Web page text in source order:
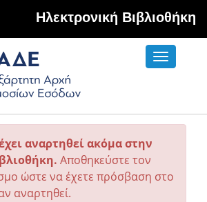
Hλεκτρονική Βιβλιοθήκη
Toggle
αναρτηθεί ακόμα στην
Αποθηκεύστε τον
ώστε να έχετε πρόσβαση στο
αναρτηθεί.